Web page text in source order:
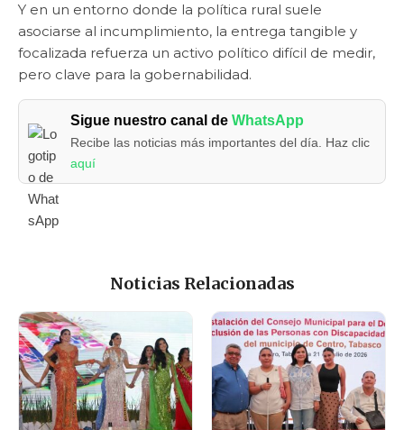
Y en un entorno donde la política rural suele
asociarse al incumplimiento, la entrega tangible y
focalizada refuerza un activo político difícil de medir,
pero clave para la gobernabilidad.
Sigue nuestro canal deWhatsApp
Recibe las noticias más importantes del día. Haz clic
aquí
Noticias Relacionadas